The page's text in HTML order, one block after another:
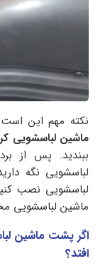
نکته مهم این
ماشین لباسشویی
ببندید. پس از
لباسشویی نگه
لباسشویی نصب
ماشین لباسشویی
اگر پشت ماشین
افتد؟